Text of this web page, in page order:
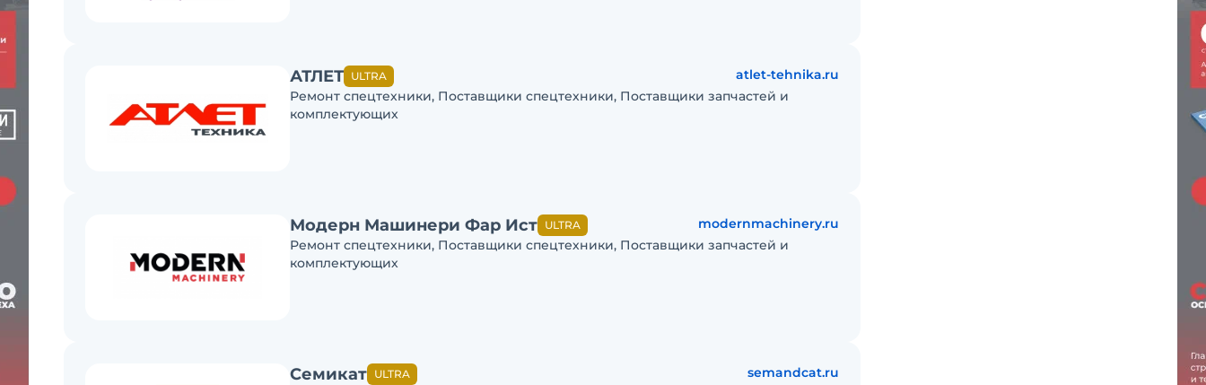
АТЛЕТ ULTRA
atlet-tehnika.ru
Ремонт спецтехники, Поставщики спецтехники, Поставщики запчастей и
комплектующих
Модерн Машинери Фар Ист ULTRA
modernmachinery.ru
Ремонт спецтехники, Поставщики спецтехники, Поставщики запчастей и
комплектующих
Семикат ULTRA
semandcat.ru